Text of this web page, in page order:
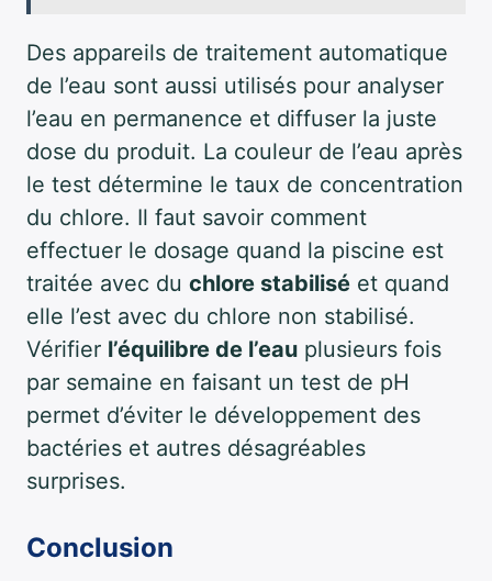
Des appareils de traitement automatique
de l’eau sont aussi utilisés pour analyser
l’eau en permanence et diffuser la juste
dose du produit. La couleur de l’eau après
le test détermine le taux de concentration
du chlore. Il faut savoir comment
effectuer le dosage quand la piscine est
traitée avec du chlore stabilisé et quand
elle l’est avec du chlore non stabilisé.
Vérifier l’équilibre de l’eau plusieurs fois
par semaine en faisant un test de pH
permet d’éviter le développement des
bactéries et autres désagréables
surprises.
Conclusion